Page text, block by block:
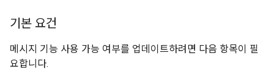
기본 요건
메시지 기능 사용 가능 여부를 업데이트하려면 다음 항목이 필
요합니다.